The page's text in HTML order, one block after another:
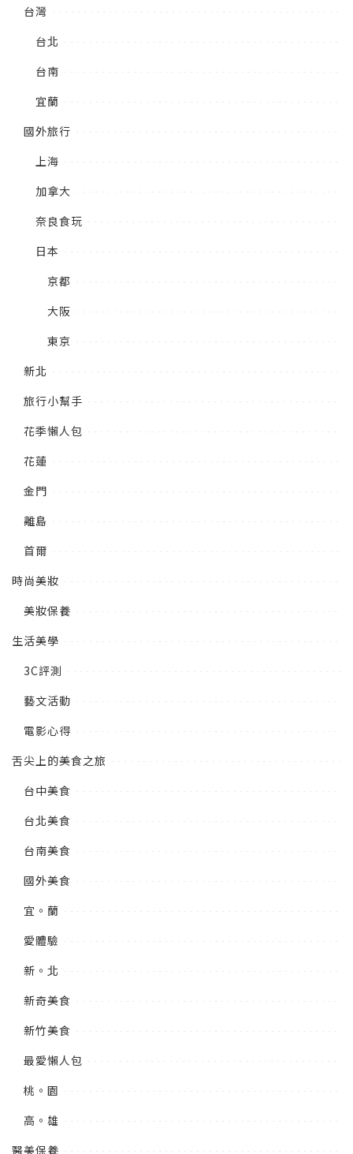
台灣
台北
台南
宜蘭
國外旅行
上海
加拿大
奈良食玩
日本
京都
大阪
東京
新北
旅行小幫手
花季懶人包
花蓮
金門
離島
首爾
時尚美妝
美妝保養
生活美學
3C評測
藝文活動
電影心得
舌尖上的美食之旅
台中美食
台北美食
台南美食
國外美食
宜。蘭
愛體驗
新。北
新奇美食
新竹美食
最愛懶人包
桃。園
高。雄
醫美保養